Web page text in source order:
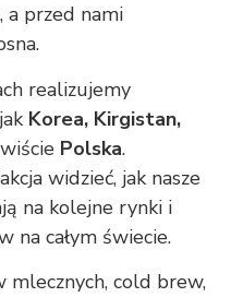
a przed nami
realizujemy
Korea, Kirgistan,
Polska.
widzieć, jak nasze
na kolejne rynki i
na całym świecie.
cold brew,